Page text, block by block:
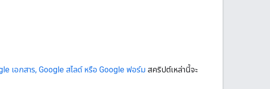
เอกสาร, Google สไลด์ หรือ Google ฟอร์ม สคริปต์เหล่านี้จะ